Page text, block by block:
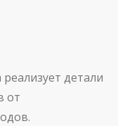
детали
от